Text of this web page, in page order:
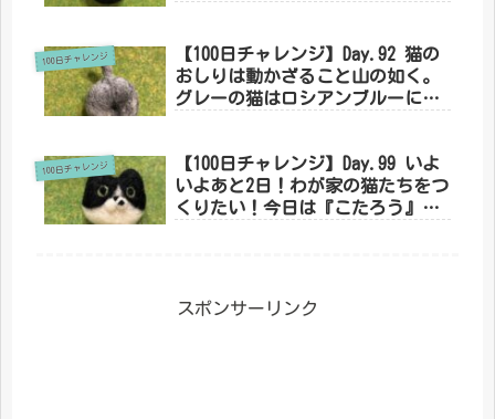
100日チャレンジ
【100日チャレンジ】Day.92 猫の
おしりは動かざること山の如く。
グレーの猫はロシアンブルーにあ
100日チャレンジ
【100日チャレンジ】Day.99 いよ
いよあと2日！わが家の猫たちをつ
くりたい！今日は『こたろう』
スポンサーリンク